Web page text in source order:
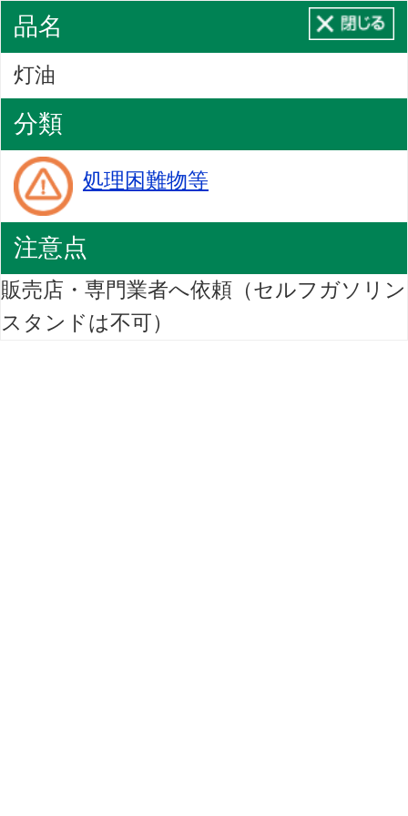
品名
灯油
分類
処理困難物等
注意点
販売店・専門業者へ依頼（セルフガソリン
スタンドは不可）